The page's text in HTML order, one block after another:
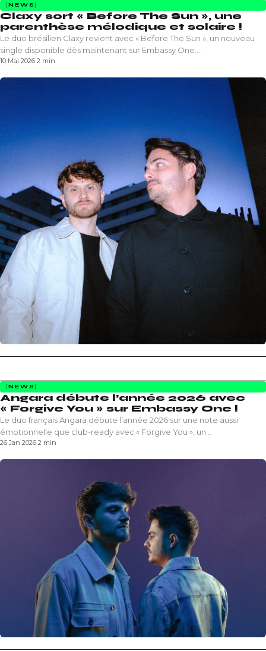
NEWS
Claxy sort « Before The Sun », une
parenthèse mélodique et solaire !
Le duo brésilien Claxy revient avec « Before The Sun », un nouveau
single disponible dès maintenant sur Embassy One.…
10 Mai 2026·2 min
NEWS
Angara débute l’année 2026 avec
« Forgive You » sur Embassy One !
Le duo français Angara débute l’année 2026 sur une note aussi
émotionnelle que club-ready avec « Forgive You », un…
26 Jan 2026·2 min